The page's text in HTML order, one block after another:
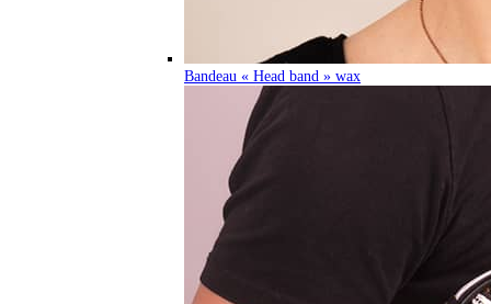
Bandeau « Head band » wax